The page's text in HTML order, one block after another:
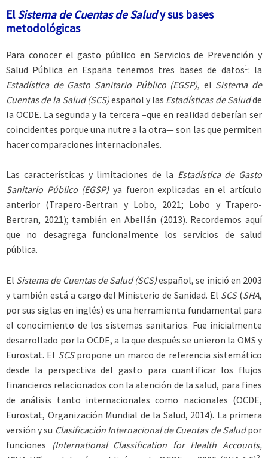
ElSistema de Cuentas de Saludy sus bases
metodológicas
Para conocer el gasto público en Servicios de Prevención y
Salud Pública en España tenemos tres bases de datos1: la
Estadística de Gasto Sanitario Público (EGSP), el Sistema de
Cuentas de la Salud (SCS)español y las Estadísticas de Saludde
la OCDE. La segunda y la tercera –que en realidad deberían ser
coincidentes porque una nutre a la otra— son las que permiten
hacer comparaciones internacionales.
Las características y limitaciones de la Estadística de Gasto
Sanitario Público (EGSP) ya fueron explicadas en el artículo
anterior (Trapero-Bertran y Lobo, 2021; Lobo y Trapero-
Bertran, 2021); también en Abellán (2013). Recordemos aquí
que no desagrega funcionalmente los servicios de salud
pública.
El Sistema de Cuentas de Salud (SCS)español, se inició en 2003
y también está a cargo del Ministerio de Sanidad. El SCS(SHA,
por sus siglas en inglés) es una herramienta fundamental para
el conocimiento de los sistemas sanitarios. Fue inicialmente
desarrollado por la OCDE, a la que después se unieron la OMS y
Eurostat. El SCSpropone un marco de referencia sistemático
desde la perspectiva del gasto para cuantificar los flujos
financieros relacionados con la atención de la salud, para fines
de análisis tanto internacionales como nacionales (OCDE,
Eurostat, Organización Mundial de la Salud, 2014). La primera
versión y su Clasificación Internacional de Cuentas de Saludpor
funciones
(International Classification for Health Accounts,